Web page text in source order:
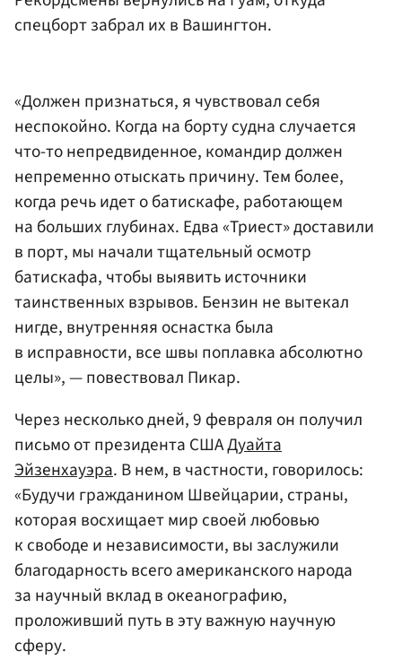
спецборт забрал их в Вашингтон.
«Должен признаться, я чувствовал себя
неспокойно. Когда на борту судна случается
что-то непредвиденное, командир должен
непременно отыскать причину. Тем более,
когда речь идет о батискафе, работающем
на больших глубинах. Едва «Триест» доставили
в порт, мы начали тщательный осмотр
батискафа, чтобы выявить источники
таинственных взрывов. Бензин не вытекал
нигде, внутренняя оснастка была
в исправности, все швы поплавка абсолютно
целы», — повествовал Пикар.
Через несколько дней, 9 февраля он получил
письмо от президента СШАДуайта
Эйзенхауэра. В нем, в частности, говорилось:
«Будучи гражданином Швейцарии, страны,
которая восхищает мир своей любовью
к свободе и независимости, вы заслужили
благодарность всего американского народа
за научный вклад в океанографию,
проложивший путь в эту важную научную
сферу.